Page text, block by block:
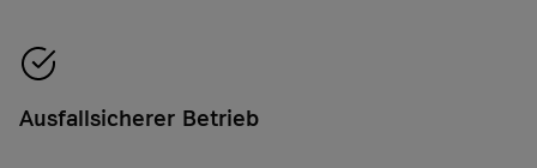
Ausfallsicherer Betrieb